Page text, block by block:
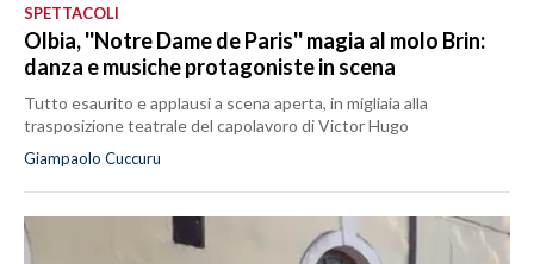
SPETTACOLI
Olbia, ''Notre Dame de Paris'' magia al molo Brin:
danza e musiche protagoniste in scena
Tutto esaurito e applausi a scena aperta, in migliaia alla
trasposizione teatrale del capolavoro di Victor Hugo
Giampaolo Cuccuru